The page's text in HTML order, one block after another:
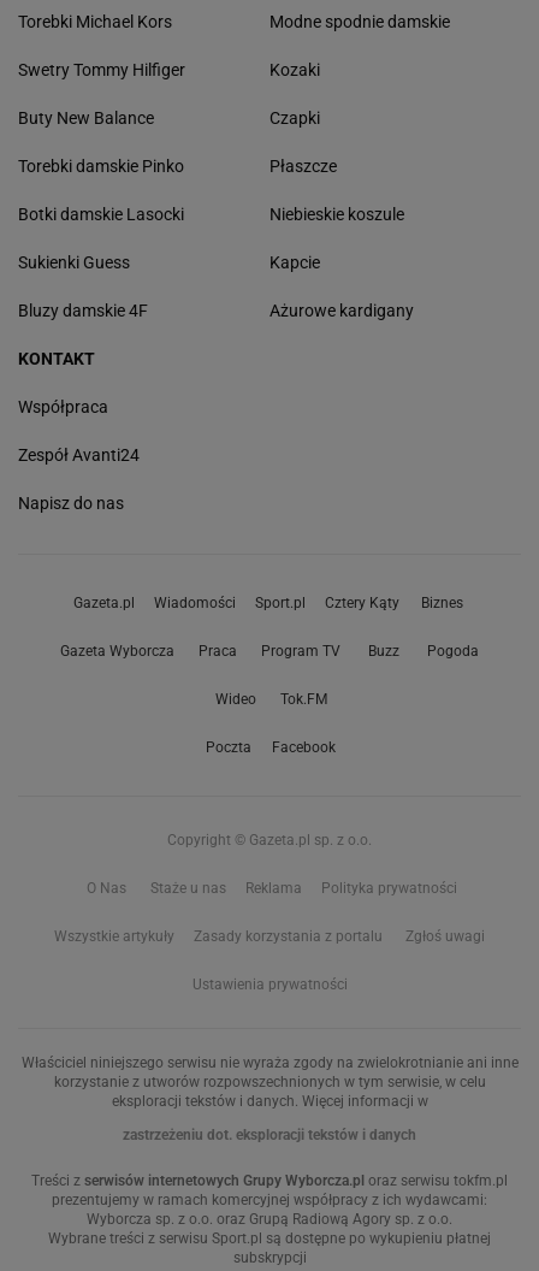
Torebki Michael Kors
Swetry Tommy Hilfiger
Buty New Balance
Torebki damskie Pinko
Botki damskie Lasocki
Sukienki Guess
Bluzy damskie 4F
Modne spodnie damskie
Kozaki
Czapki
Płaszcze
Niebieskie koszule
Kapcie
Ażurowe kardigany
KONTAKT
Współpraca
Zespół Avanti24
Napisz do nas
Gazeta.pl Wiadomości Sport.pl Cztery Kąty Biznes
Gazeta Wyborcza Praca Program TV Buzz Pogoda
Wideo Tok.FM
Poczta Facebook
Copyright © Gazeta.pl sp. z o.o.
O Nas Staże u nas Reklama Polityka prywatności
Wszystkie artykuły Zasady korzystania z portalu Zgłoś uwagi
Ustawienia prywatności
Właściciel niniejszego serwisu nie wyraża zgody na zwielokrotnianie ani inne
korzystanie z utworów rozpowszechnionych w tym serwisie, w celu
eksploracji tekstów i danych. Więcej informacji w
zastrzeżeniu dot. eksploracji tekstów i danych
Treści z serwisów internetowych Grupy Wyborcza.pl oraz serwisu tokfm.pl
prezentujemy w ramach komercyjnej współpracy z ich wydawcami:
Wyborcza sp. z o.o. oraz Grupą Radiową Agory sp. z o.o.
Wybrane treści z serwisu Sport.pl są dostępne po wykupieniu płatnej
subskrypcji